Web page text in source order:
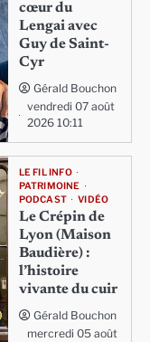
cœur du
Lengai avec
Guy de Saint-
Cyr
Gérald Bouchon
vendredi 07 août
2026 10:11
LE FIL INFO
PATRIMOINE
PODCAST
VIDÉO
Le Crépin de
Lyon (Maison
Baudière) :
l’histoire
vivante du cuir
Gérald Bouchon
mercredi 05 août